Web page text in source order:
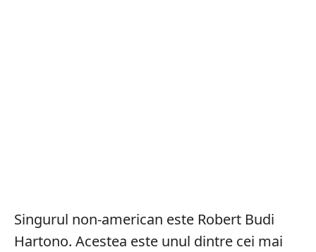
Singurul non-american este Robert Budi
Hartono. Acestea este unul dintre cei mai